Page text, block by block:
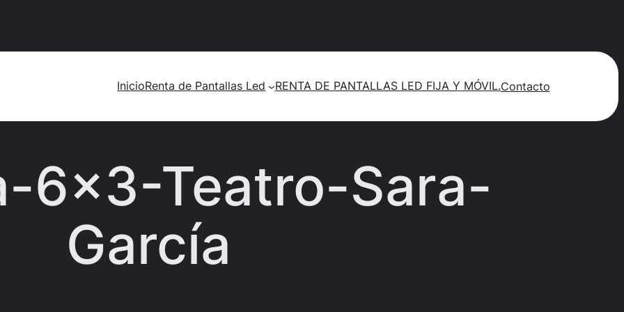
InicioRenta de Pantallas Led RENTA DE PANTALLAS LED FIJA Y MÓVIL.Contacto
6×3-Teatro-Sara-
García